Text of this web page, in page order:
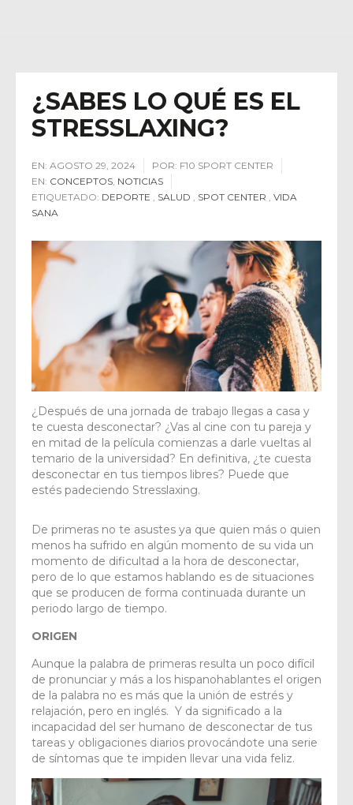
¿SABES LO QUÉ ES EL
STRESSLAXING?
EN: AGOSTO 29, 2024 POR: F10 SPORT CENTER
EN: CONCEPTOS NOTICIAS
ETIQUETADO: DEPORTE SALUD SPOT CENTER
VIDA
SANA
¿Después de una jornada de trabajo llegas a casa y
te cuesta desconectar? ¿Vas al cine con tu pareja y
en mitad de la película comienzas a darle vueltas al
temario de la universidad? En definitiva, ¿te cuesta
desconectar en tus tiempos libres? Puede que
estés padeciendo Stresslaxing.
De primeras no te asustes ya que quien más o quien
menos ha sufrido en algún momento de su vida un
momento de dificultad a la hora de desconectar,
pero de lo que estamos hablando es de situaciones
que se producen de forma continuada durante un
periodo largo de tiempo.
ORIGEN
Aunque la palabra de primeras resulta un poco difícil
de pronunciar y más a los hispanohablantes el origen
de la palabra no es más que la unión de estrés y
relajación, pero en inglés. Y da significado a la
incapacidad del ser humano de desconectar de tus
tareas y obligaciones diarios provocándote una serie
de síntomas que te impiden llevar una vida feliz.